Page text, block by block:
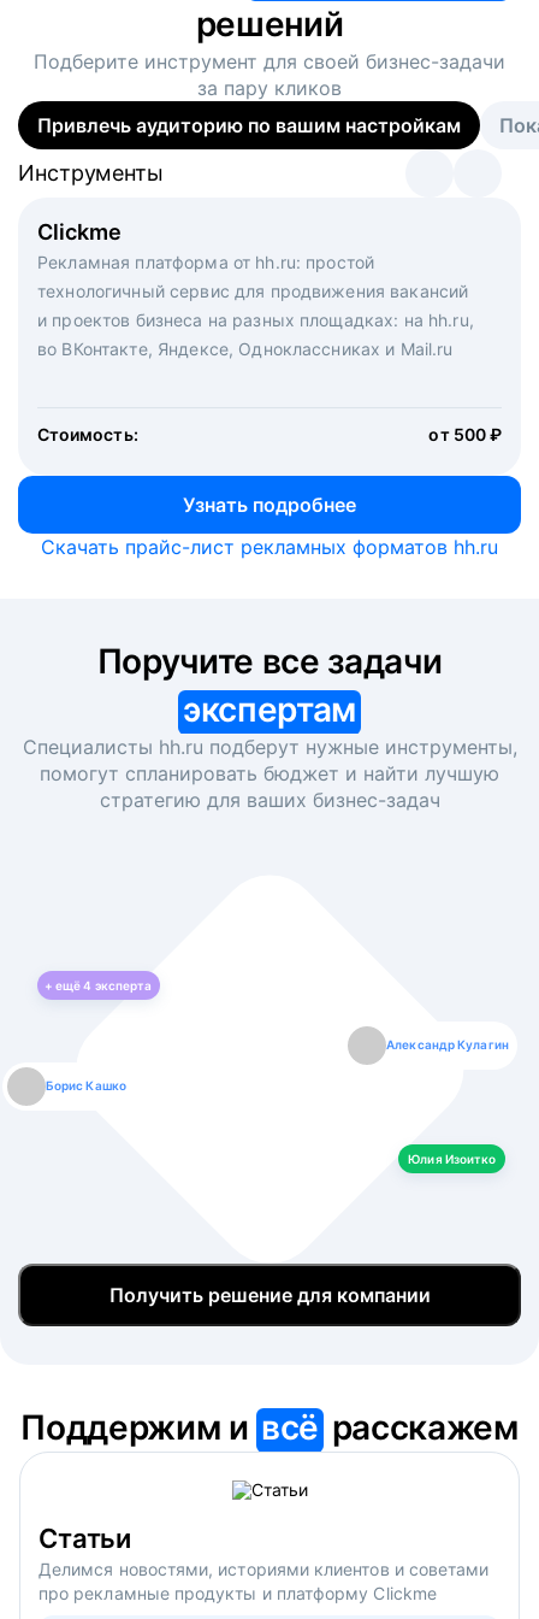
решений
Подберите инструмент для своей бизнес-задачи
за пару кликов
Привлечь аудиторию по вашим настройкам
Clickme
Рекламная платформа от hh.ru: простой
технологичный сервис для продвижения вакансий
и проектов бизнеса на разных площадках: на hh.ru,
во ВКонтакте, Яндексе, Одноклассниках и Mail.ru
Стоимость: от 500 ₽
Узнать подробнее
Инструменты
Вакансия дня
Рекламный формат для вакансий на главной странице
hh.ru. Увеличивает количество откликов
Инструменты
Массовый подбор под ключ. Решите, сколько
кандидатов и когда вам нужно, и за дело возьмутся
маркетологи, рекрутеры и проектные менеджеры
hh.ru с целым набором digital-инструментов
Инструменты
Скачать прайс-лист рекламных форматов hh.ru
экспертам
Специалисты hh.ru подберут нужные инструменты,
помогут спланировать бюджет и найти лучшую
стратегию для ваших бизнес-задач
+ ещё4 эксперта
Борис Кашко
Александр Кулагин
Юлия Изоитко
Юлия Изоитко
Даниил Макаров
Александр Кулагин
Екатерина Лазаренко
Даниил Макаров
Борис Кашко
Екатерина Лазаренко
Юлия Изоитко
Получить решение для компании
Поддержим ивсё расскажем
Статьи
Делимся новостями, историями клиентов и советами
про рекламные продукты и платформу Clickme